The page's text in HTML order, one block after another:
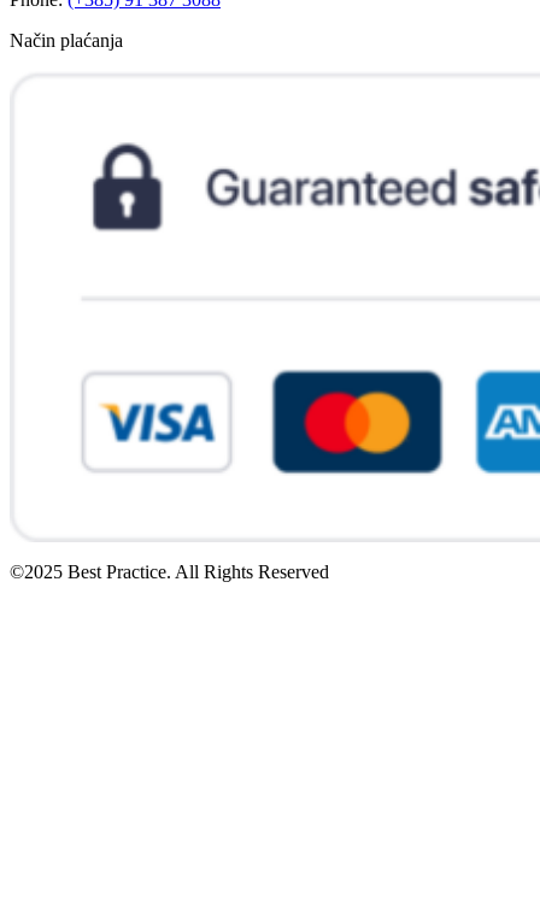
Način plaćanja
©2025 Best Practice. All Rights Reserved